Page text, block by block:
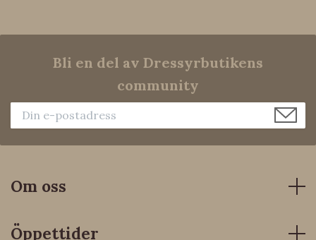
Bli en del av Dressyrbutikens
community
Om oss
Öppettider